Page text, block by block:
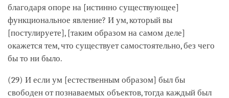
благодаря опоре на [истинно существующее]
функциональное явление? И ум, который вы
[постулируете], [таким образом на самом деле]
окажется тем, что существует самостоятельно, без чего
бы то ни было.
(29) И если ум [естественным образом] был бы
свободен от познаваемых объектов, тогда каждый был